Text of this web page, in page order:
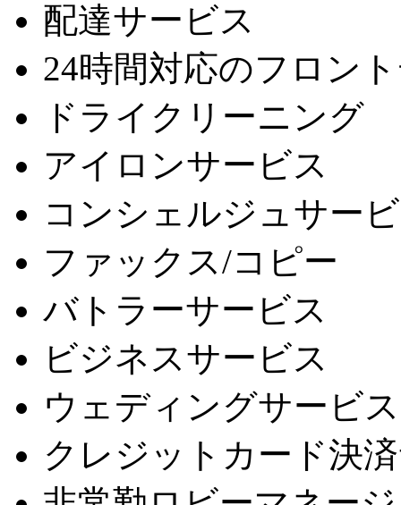
配達サービス
24時間対応のフロン
ドライクリーニング
アイロンサービス
コンシェルジュサー
ファックス/コピー
バトラーサービス
ビジネスサービス
ウェディングサービス
クレジットカード決